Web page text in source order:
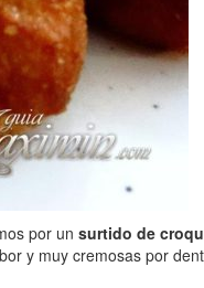
por un surtido de
y muy cremosas por